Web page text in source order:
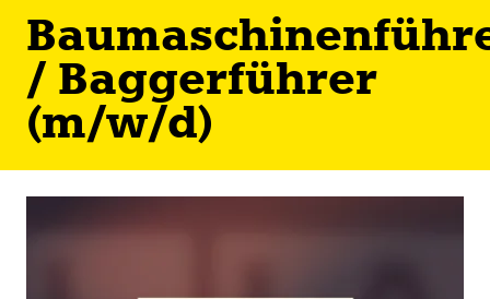
/ Baggerführer
(m/w/d)